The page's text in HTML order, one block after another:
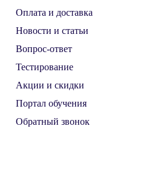
Оплата и доставка
Новости и статьи
Вопрос-ответ
Тестирование
Акции и скидки
Портал обучения
Обратный звонок